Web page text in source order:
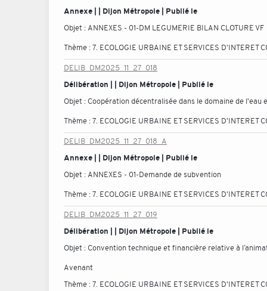
Annexe | | Dijon Métropole | Publié le
Objet : ANNEXES - 01-DM LEGUMERIE BILAN CLOTURE VF
Thème :7. ECOLOGIE URBAINE ET SERVICES D'INTERET
DELIB_DM2025_11_27_018
Délibération | | Dijon Métropole | Publié le
Objet : Coopération décentralisée dans le domaine de
Thème :7. ECOLOGIE URBAINE ET SERVICES D'INTERET
DELIB_DM2025_11_27_018_A
Annexe | | Dijon Métropole | Publié le
Objet : ANNEXES - 01-Demande de subvention
Thème :7. ECOLOGIE URBAINE ET SERVICES D'INTERET
DELIB_DM2025_11_27_019
Délibération | | Dijon Métropole | Publié le
Objet : Convention technique et financière relative à
Avenant
Thème :7. ECOLOGIE URBAINE ET SERVICES D'INTERET